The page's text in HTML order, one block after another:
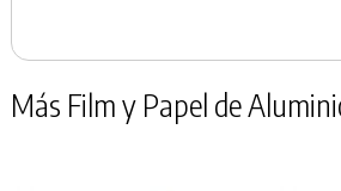
Más Film y Papel de